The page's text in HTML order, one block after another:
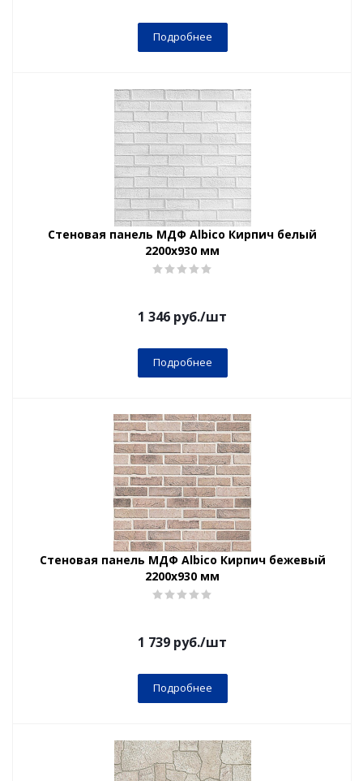
Подробнее
Стеновая панель МДФ Albico Кирпич белый
2200х930 мм
1 346 руб./шт
Подробнее
Стеновая панель МДФ Albico Кирпич бежевый
2200х930 мм
1 739 руб./шт
Подробнее